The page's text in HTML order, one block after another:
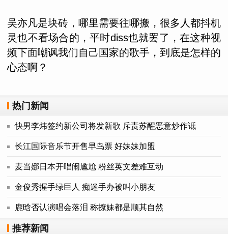
吴亦凡是块砖，哪里需要往哪搬，很多人都抖机
灵也不看场合的，平时diss也就罢了，在这种视
频下面嘲讽我们自己国家的歌手，到底是怎样的
心态啊？
热门新闻
快男李炜签约新公司将发新歌 斥责苏醒恶意炒作诋
长江国际音乐节开售早鸟票 好妹妹加盟
麦当娜日本开唱闹尴尬 粉丝英文差难互动
金俊秀握手绿巨人 痴迷手办被叫小朋友
鹿晗否认演唱会落泪 称撩妹都是顺其自然
推荐新闻